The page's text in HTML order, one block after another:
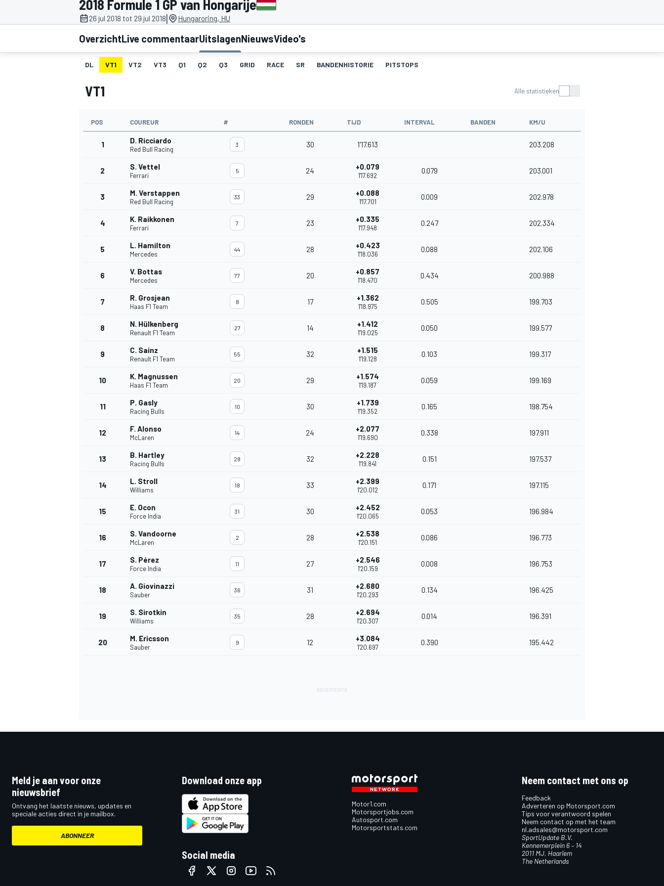
2018 Formule 1 GP van Hongarije
26 jul 2018 tot 29 jul 2018| Hungaroring, HU
OverzichtLive commentaarUitslagenNieuwsVideo's
DL VT1 VT2 VT3 Q1 Q2 Q3 GRID RACE SR BANDENHISTORIE PITSTOPS
VT1 Alle statistieken
POS COUREUR # RONDEN TIJD INTERVAL BANDEN KM/U
1 D. Ricciardo
Red Bull Racing
3 30 1'17.613 203.208
2 S. Vettel
Ferrari
5 24 +0.079
1'17.692
0.079 203.001
3 M. Verstappen
Red Bull Racing
33 29 +0.088
1'17.701
0.009 202.978
4 K. Raikkonen
Ferrari
7 23 +0.335
1'17.948
0.247 202.334
5 L. Hamilton
Mercedes
44 28 +0.423
1'18.036
0.088 202.106
6 V. Bottas
Mercedes
77 20 +0.857
1'18.470
0.434 200.988
7 R. Grosjean
Haas F1 Team
8 17 +1.362
1'18.975
0.505 199.703
8 N. Hülkenberg
Renault F1 Team
27 14 +1.412
1'19.025
0.050 199.577
9 C. Sainz
Renault F1 Team
55 32 +1.515
1'19.128
0.103 199.317
10 K. Magnussen
Haas F1 Team
20 29 +1.574
1'19.187
0.059 199.169
11 P. Gasly
Racing Bulls
10 30 +1.739
1'19.352
0.165 198.754
12 F. Alonso
McLaren
14 24 +2.077
1'19.690
0.338 197.911
13 B. Hartley
Racing Bulls
28 32 +2.228
1'19.841
0.151 197.537
14 L. Stroll
Williams
18 33 +2.399
1'20.012
0.171 197.115
15 E. Ocon
Force India
31 30 +2.452
1'20.065
0.053 196.984
16 S. Vandoorne
McLaren
2 28 +2.538
1'20.151
0.086 196.773
17 S. Pérez
Force India
11 27 +2.546
1'20.159
0.008 196.753
18 A. Giovinazzi
Sauber
36 31 +2.680
1'20.293
0.134 196.425
19 S. Sirotkin
Williams
35 28 +2.694
1'20.307
0.014 196.391
20 M. Ericsson
Sauber
9 12 +3.084
1'20.697
0.390 195.442
Meld je aan voor onze
nieuwsbrief
Ontvang het laatste nieuws, updates en
speciale acties direct in je mailbox.
ABONNEER
Download onze app
Social media
Motor1.com
Motorsportjobs.com
Autosport.com
Motorsportstats.com
Neem contact met ons op
Feedback
Adverteren op Motorsport.com
Tips voor verantwoord spelen
Neem contact op met het team
nl.adsales@motorsport.com
SportUpdate B.V.
Kennemerplein 6 – 14
2011 MJ, Haarlem
The Netherlands